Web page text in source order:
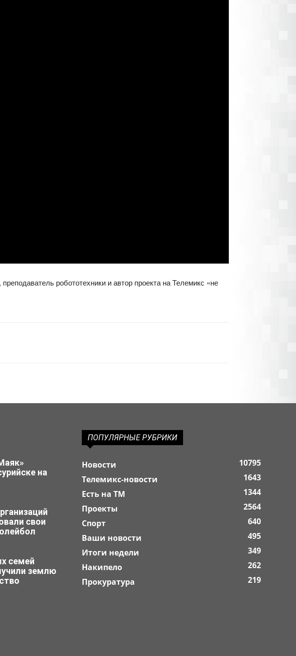
робототехники и автор проекта на Телемикс «не
на
свои
семей
землю
ПОПУЛЯРНЫЕ РУБРИКИ
Новости
10795
Телемикс-новости
1643
Есть на ТМ
1344
Проекты
2564
Спорт
640
Ваши новости
495
Итоги недели
349
Накипело
262
Прокуратура
219